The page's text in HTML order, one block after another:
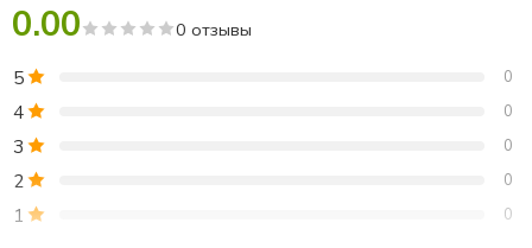
Лучший командир отряда
Самый спортивный боец
Самый лучший медик
Самый смелый разведчик
0.00 0 отзывы
5 0
4 0
3 0
2 0
1 0